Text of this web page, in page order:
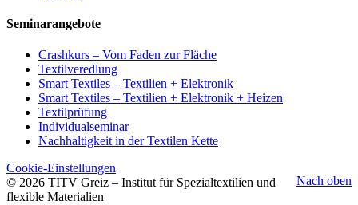
Seminarangebote
Crashkurs – Vom Faden zur Fläche
Textilveredlung
Smart Textiles – Textilien + Elektronik
Smart Textiles – Textilien + Elektronik + Heizen
Textilprüfung
Individualseminar
Nachhaltigkeit in der Textilen Kette
Nach oben
Cookie-Einstellungen
© 2026 TITV Greiz – Institut für Spezialtextilien und
flexible Materialien